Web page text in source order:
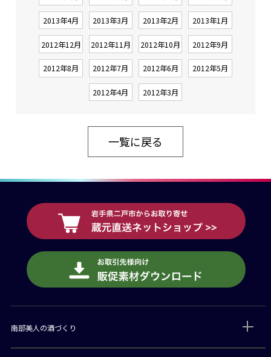
2013年4月 2013年3月 2013年2月 2013年1月
2012年12月 2012年11月 2012年10月 2012年9月
2012年8月 2012年7月 2012年6月 2012年5月
2012年4月 2012年3月
一覧に戻る
南部美人の酒づくり